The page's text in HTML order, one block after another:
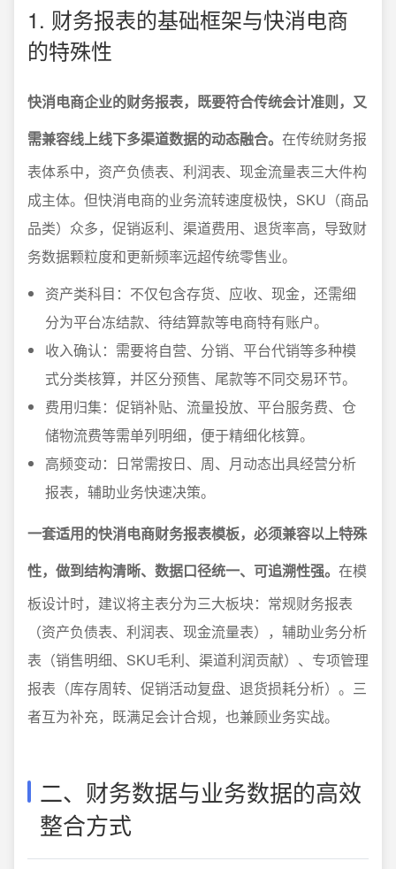
1. 财务报表的基础框架与快消电商
的特殊性
快消电商企业的财务报表，既要符合传统会计准则，又
需兼容线上线下多渠道数据的动态融合。 在传统财务报
表体系中，资产负债表、利润表、现金流量表三大件构
成主体。但快消电商的业务流转速度极快，SKU（商品
品类）众多，促销返利、渠道费用、退货率高，导致财
务数据颗粒度和更新频率远超传统零售业。
资产类科目：不仅包含存货、应收、现金，还需细
分为平台冻结款、待结算款等电商特有账户。
收入确认：需要将自营、分销、平台代销等多种模
式分类核算，并区分预售、尾款等不同交易环节。
费用归集：促销补贴、流量投放、平台服务费、仓
储物流费等需单列明细，便于精细化核算。
高频变动：日常需按日、周、月动态出具经营分析
报表，辅助业务快速决策。
一套适用的快消电商财务报表模板，必须兼容以上特殊
性，做到结构清晰、数据口径统一、可追溯性强。 在模
板设计时，建议将主表分为三大板块：常规财务报表
（资产负债表、利润表、现金流量表），辅助业务分析
表（销售明细、SKU毛利、渠道利润贡献）、专项管理
报表（库存周转、促销活动复盘、退货损耗分析）。三
者互为补充，既满足会计合规，也兼顾业务实战。
二、财务数据与业务数据的高效
整合方式